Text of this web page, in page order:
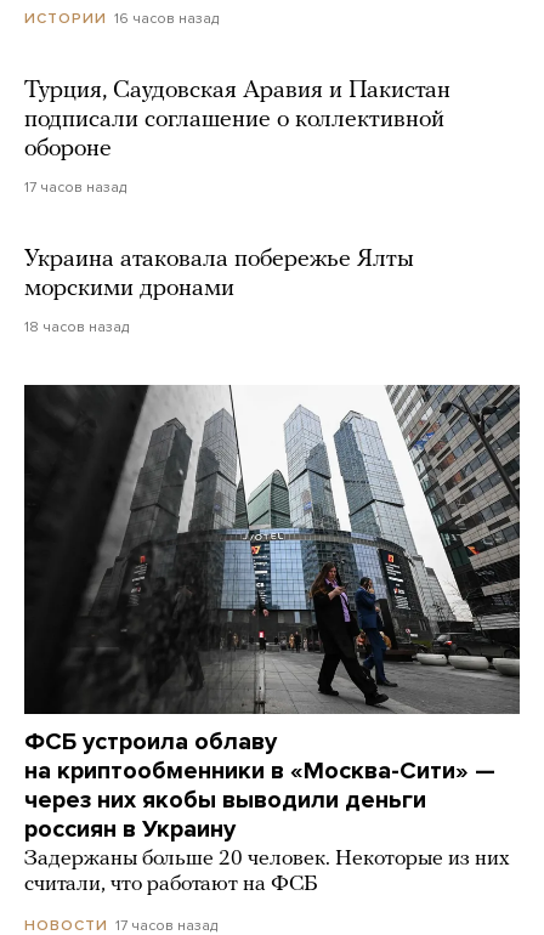
ИСТОРИИ 16 часов назад
Турция, Саудовская Аравия и Пакистан
подписали соглашение о коллективной
обороне
17 часов назад
Украина атаковала побережье Ялты
морскими дронами
18 часов назад
ФСБ устроила облаву
на криптообменники в «Москва-Сити» —
через них якобы выводили деньги
россиян в Украину
Задержаны больше 20 человек. Некоторые из них
считали, что работают на ФСБ
НОВОСТИ 17 часов назад